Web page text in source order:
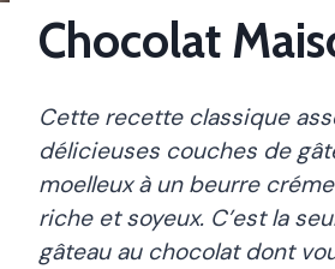
Chocolat
Cette recette classique
délicieuses couches de
moelleux à un beurre
riche et soyeux. C’est la
gâteau au chocolat dont